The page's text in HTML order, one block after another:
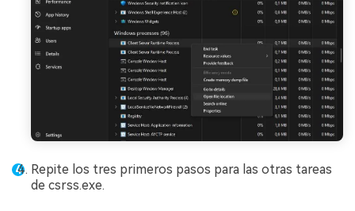
Repite los tres primeros pasos para las otras tareas
de csrss.exe.